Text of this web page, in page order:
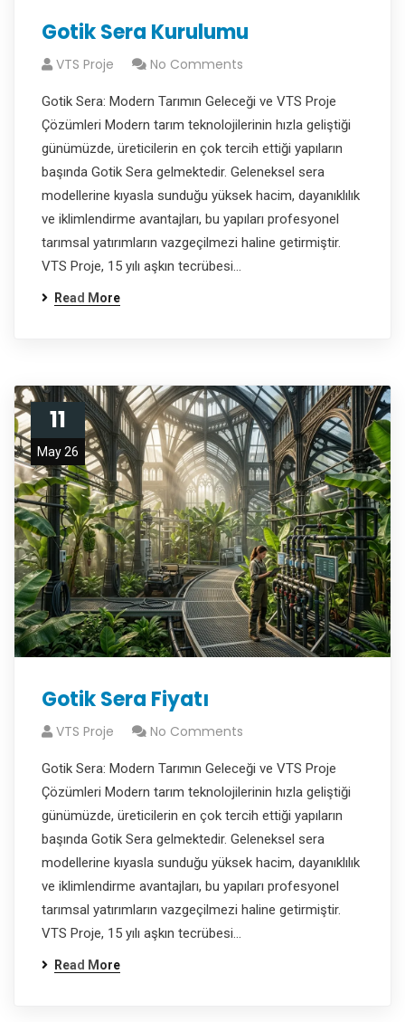
Gotik Sera Kurulumu
VTS Proje No Comments
Gotik Sera: Modern Tarımın Geleceği ve VTS Proje
Çözümleri Modern tarım teknolojilerinin hızla geliştiği
günümüzde, üreticilerin en çok tercih ettiği yapıların
başında Gotik Sera gelmektedir. Geleneksel sera
modellerine kıyasla sunduğu yüksek hacim, dayanıklılık
ve iklimlendirme avantajları, bu yapıları profesyonel
tarımsal yatırımların vazgeçilmezi haline getirmiştir.
VTS Proje, 15 yılı aşkın tecrübesi…
Read More
11
May 26
Gotik Sera Fiyatı
VTS Proje No Comments
Gotik Sera: Modern Tarımın Geleceği ve VTS Proje
Çözümleri Modern tarım teknolojilerinin hızla geliştiği
günümüzde, üreticilerin en çok tercih ettiği yapıların
başında Gotik Sera gelmektedir. Geleneksel sera
modellerine kıyasla sunduğu yüksek hacim, dayanıklılık
ve iklimlendirme avantajları, bu yapıları profesyonel
tarımsal yatırımların vazgeçilmezi haline getirmiştir.
VTS Proje, 15 yılı aşkın tecrübesi…
Read More